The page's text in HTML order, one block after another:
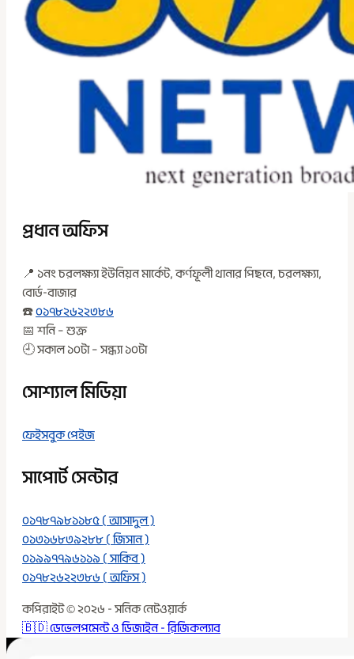
প্রধান অফিস
📍 ১নং চরলক্ষ্যা ইউনিয়ন মার্কেট, কর্ণফূলী থানার পিছনে, চরলক্ষ্যা,
বোর্ড-বাজার
☎️০১৭৮২৬২২৩৮৬
📅 শনি – শুক্র
🕘 সকাল ১০টা – সন্ধ্যা ১০টা
সোশ্যাল মিডিয়া ​
ফেইসবুক পেইজ
সাপোর্ট সেন্টার
০১৭৮৭৯৮১১৮৫ ( আসাদুল )
০১৩১৬৮৩৯২৮৮ ( জিসান )
০১৯৯৭৭৯৬১১৯ ( সাকিব )
০১৭৮২৬২২৩৮৬ ( অফিস )
কপিরাইট © ২০২৬ - সনিক নেটওয়ার্ক
🇧🇩 ডেভেলপমেন্ট ও ডিজাইন - রিজিকল্যাব